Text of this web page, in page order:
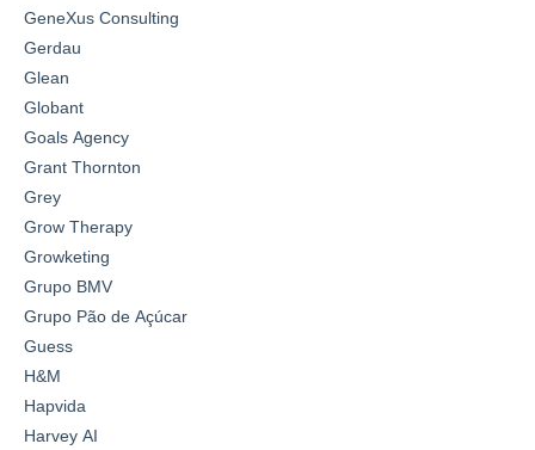
GeneXus Consulting
Gerdau
Glean
Globant
Goals Agency
Grant Thornton
Grey
Grow Therapy
Growketing
Grupo BMV
Grupo Pão de Açúcar
Guess
H&M
Hapvida
Harvey AI